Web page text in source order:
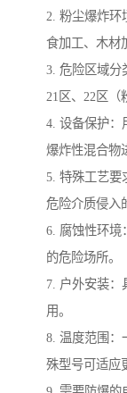
2. 粉尘爆炸环
食加工、木材
3. 危险区域分
21区、22区（
4. 设备保护：
爆炸性混合物
5. 特殊工艺要
危险介质侵入
6. 腐蚀性环境
的危险场所。
7. 户外安装：
用。
8. 温度范围
殊型号可适应